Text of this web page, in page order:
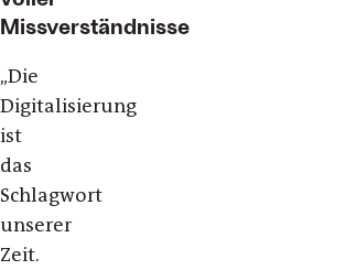
Missverständnisse
„Die
Digitalisierung
ist
das
Schlagwort
unserer
Zeit.